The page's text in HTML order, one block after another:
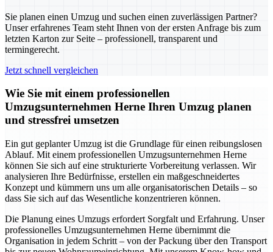
Sie planen einen Umzug und suchen einen zuverlässigen Partner?
Unser erfahrenes Team steht Ihnen von der ersten Anfrage bis zum
letzten Karton zur Seite – professionell, transparent und
termingerecht.
Jetzt schnell vergleichen
Wie Sie mit einem professionellen
Umzugsunternehmen Herne Ihren Umzug planen
und stressfrei umsetzen
Ein gut geplanter Umzug ist die Grundlage für einen reibungslosen
Ablauf. Mit einem professionellen Umzugsunternehmen Herne
können Sie sich auf eine strukturierte Vorbereitung verlassen. Wir
analysieren Ihre Bedürfnisse, erstellen ein maßgeschneidertes
Konzept und kümmern uns um alle organisatorischen Details – so
dass Sie sich auf das Wesentliche konzentrieren können.
Die Planung eines Umzugs erfordert Sorgfalt und Erfahrung. Unser
professionelles Umzugsunternehmen Herne übernimmt die
Organisation in jedem Schritt – von der Packung über den Transport